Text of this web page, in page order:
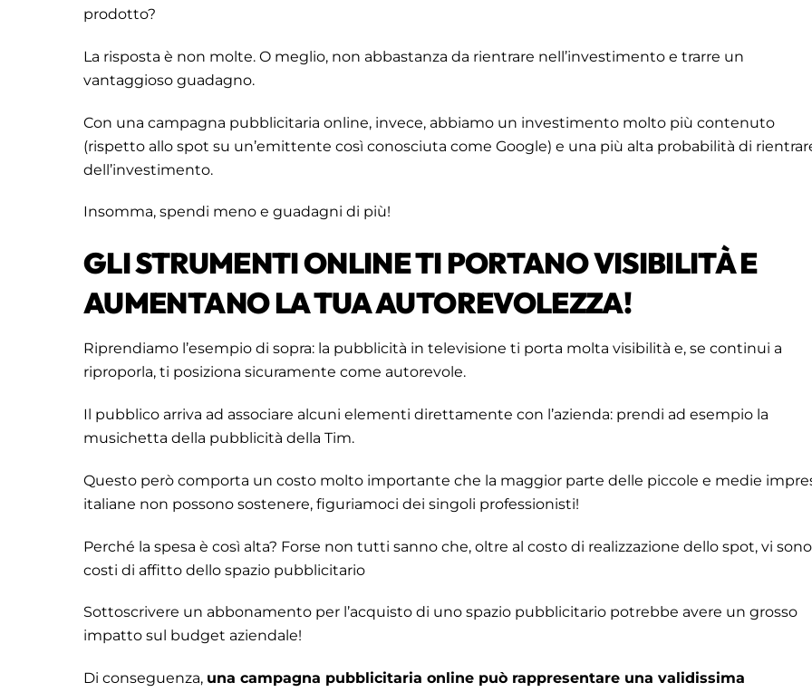
prodotto?
La risposta è non molte. O meglio, non abbastanza da rientrare nell’investimento e trarre un
vantaggioso guadagno.
Con una campagna pubblicitaria online, invece, abbiamo un investimento molto più contenuto
(rispetto allo spot su un’emittente così conosciuta come Google) e una più alta probabilità di
dell’investimento.
Insomma, spendi meno e guadagni di più!
GLI STRUMENTI ONLINE TI PORTANO VISIBILITÀ E
AUMENTANO LA TUA AUTOREVOLEZZA!
Riprendiamo l’esempio di sopra: la pubblicità in televisione ti porta molta visibilità e, se continui a
riproporla, ti posiziona sicuramente come autorevole.
Il pubblico arriva ad associare alcuni elementi direttamente con l’azienda: prendi ad esempio la
musichetta della pubblicità della Tim.
Questo però comporta un costo molto importante che la maggior parte delle piccole e medie
italiane non possono sostenere, figuriamoci dei singoli professionisti!
Perché la spesa è così alta? Forse non tutti sanno che, oltre al costo di realizzazione dello spot, vi
costi di affitto dello spazio pubblicitario
Sottoscrivere un abbonamento per l’acquisto di uno spazio pubblicitario potrebbe avere un grosso
impatto sul budget aziendale!
Di conseguenza, una campagna pubblicitaria online può rappresentare una validissima